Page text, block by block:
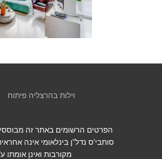
וילות בהרצליה פיתוח
הפרטים הרשומים באתר זה
סותבי'ס נדל"ן בינלאומי אינה
מקורבות ואינן